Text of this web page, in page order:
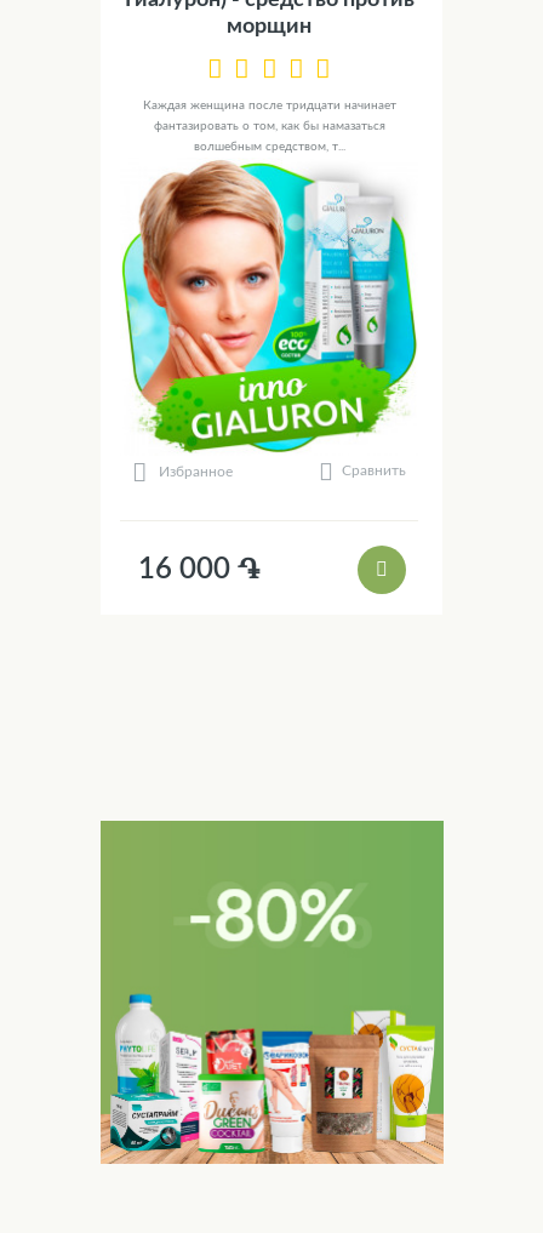
морщин
Каждая женщина после тридцати начинает
фантазировать о том, как бы намазаться
волшебным средством, т...
Избранное Сравнить
16 000 ֏